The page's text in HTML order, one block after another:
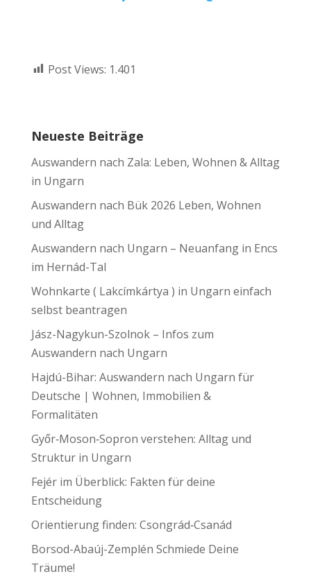
Post Views: 1.401
Neueste Beiträge
Auswandern nach Zala: Leben, Wohnen & Alltag
in Ungarn
Auswandern nach Bük 2026 Leben, Wohnen
und Alltag
Auswandern nach Ungarn – Neuanfang in Encs
im Hernád-Tal
Wohnkarte ( Lakcímkártya ) in Ungarn einfach
selbst beantragen
Jász-Nagykun-Szolnok – Infos zum
Auswandern nach Ungarn
Hajdú-Bihar: Auswandern nach Ungarn für
Deutsche | Wohnen, Immobilien &
Formalitäten
Győr‑Moson‑Sopron verstehen: Alltag und
Struktur in Ungarn
Fejér im Überblick: Fakten für deine
Entscheidung
Orientierung finden: Csongrád‑Csanád
Borsod-Abaúj-Zemplén Schmiede Deine
Träume!